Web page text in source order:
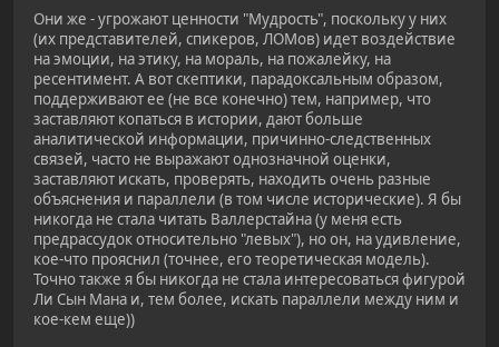
Они же - угрожают ценности "Мудрость", поскольку у них
(их представителей, спикеров, ЛОМов) идет воздействие
на эмоции, на этику, на мораль, на пожалейку, на
ресентимент. А вот скептики, парадоксальным образом,
поддерживают ее (не все конечно) тем, например, что
заставляют копаться в истории, дают больше
аналитической информации, причинно-следственных
связей, часто не выражают однозначной оценки,
заставляют искать, проверять, находить очень разные
объяснения и параллели (в том числе исторические). Я бы
никогда не стала читать Валлерстайна (у меня есть
предрассудок относительно "левых"), но он, на удивление,
кое-что прояснил (точнее, его теоретическая модель).
Точно также я бы никогда не стала интересоваться фигурой
Ли Сын Мана и, тем более, искать параллели между ним и
кое-кем еще))